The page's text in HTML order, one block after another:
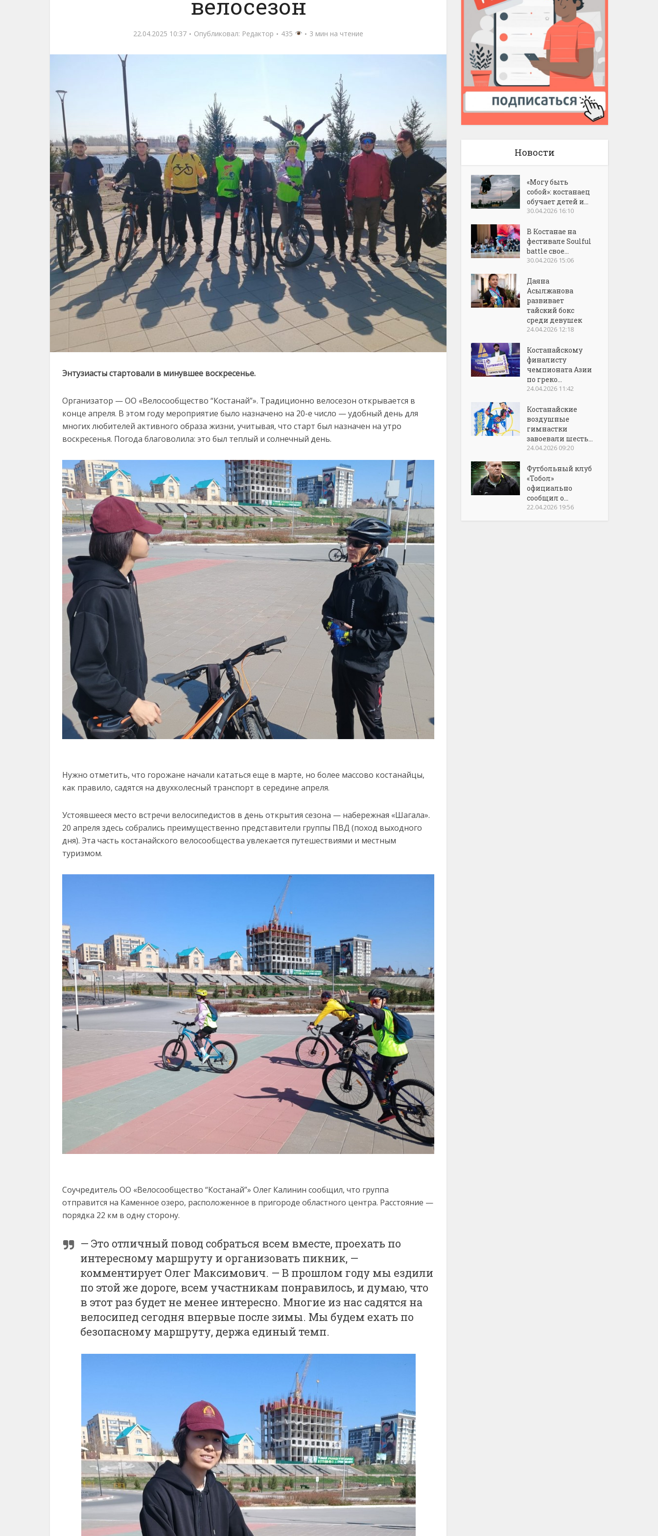
велосезон
22.04.2025 10:37 Опубликовал: Редактор 435 3 мин на чтение
Энтузиасты стартовали в минувшее воскресенье.
Организатор — ОО «Велосообщество “Костанай”». Традиционно велосезон открывается в
конце апреля. В этом году мероприятие было назначено на 20-е число — удобный день для
многих любителей активного образа жизни, учитывая, что старт был назначен на утро
воскресенья. Погода благоволила: это был теплый и солнечный день.
Нужно отметить, что горожане начали кататься еще в марте, но более массово костанайцы,
как правило, садятся на двухколесный транспорт в середине апреля.
Устоявшееся место встречи велосипедистов в день открытия сезона — набережная «Шагала».
20 апреля здесь собрались преимущественно представители группы ПВД (поход выходного
дня). Эта часть костанайского велосообщества увлекается путешествиями и местным
туризмом.
Соучредитель ОО «Велосообщество “Костанай”» Олег Калинин сообщил, что группа
отправится на Каменное озеро, расположенное в пригороде областного центра. Расстояние —
порядка 22 км в одну сторону.
— Это отличный повод собраться всем вместе, проехать по
интересному маршруту и организовать пикник, —
комментирует Олег Максимович. — В прошлом году мы ездили
по этой же дороге, всем участникам понравилось, и думаю, что
в этот раз будет не менее интересно. Многие из нас садятся на
велосипед сегодня впервые после зимы. Мы будем ехать по
безопасному маршруту, держа единый темп.
Новости
«Могу быть
собой»: костанаец
обучает детей и...
30.04.2026 16:10
В Костанае на
фестивале Soulful
battle свое...
30.04.2026 15:06
Даяна
Асылжанова
развивает
тайский бокс
среди девушек
24.04.2026 12:18
Костанайскому
финалисту
чемпионата Азии
по греко...
24.04.2026 11:42
Костанайские
воздушные
гимнастки
завоевали шесть...
24.04.2026 09:20
Футбольный клуб
«Тобол»
официально
сообщил о...
22.04.2026 19:56